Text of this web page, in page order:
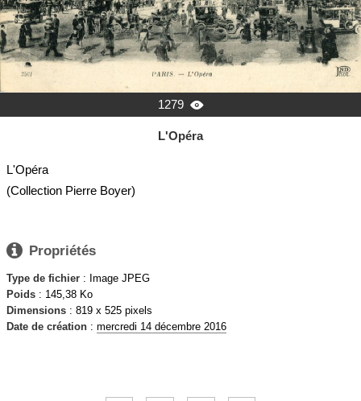
1279 
L'Opéra
L'Opéra
(Collection Pierre Boyer)
 Propriétés
Type de fichier : Image JPEG
Poids : 145,38 Ko
Dimensions : 819 x 525 pixels
Date de création : mercredi 14 décembre 2016